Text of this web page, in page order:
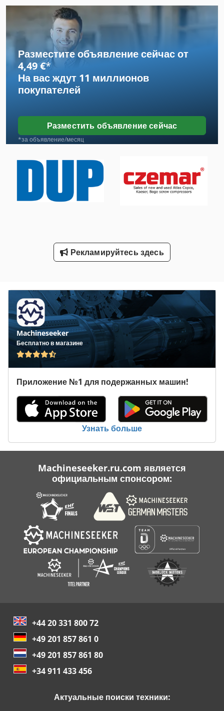
Вид Автомобиля
Инструкции По Эксплуатации
Инструкция По Эксплуатации
Обогреватель
Осевой Вентилятор 1459 4
Охлажденный Автомобиль
Рабочая Транспортного Средства
С Подогревом
Северная Кондиционер Отопление
Транспортное Средство
Транспортные Вентилятора
Транспортные Контейнеры
Услуги По Уборке Помещений Здания
Холл С Отопление
Чиллер С Воздушным Охлаждением
Чистящие Средства
Разместите объявление сейчас от
4,49 €*
На вас ждут 11 миллионов
покупателей
Разместить объявление сейчас
*за объявление/месяц
Рекламируйтесь здесь
Machineseeker
Бесплатно в магазине
Приложение №1 для подержанных машин!
Узнать больше
Machineseeker.ru.com является
официальным спонсором:
+44 20 331 800 72
+49 201 857 861 0
+49 201 857 861 80
+34 911 433 456
Актуальные поиски техники: